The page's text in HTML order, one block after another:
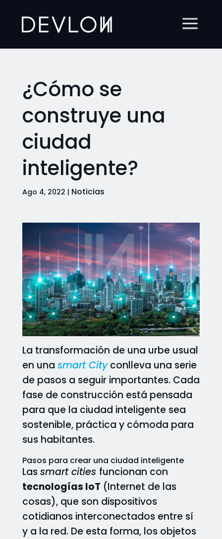
¿Cómo se
construye una
ciudad
inteligente?
Ago 4, 2022 | Noticias
La transformación de una urbe usual
en una smart Cityconlleva una serie
de pasos a seguir importantes. Cada
fase de construcción está pensada
para que la ciudad inteligente sea
sostenible, práctica y cómoda para
sus habitantes.
Pasos para crear una ciudad inteligente
Lassmart cities funcionan con
tecnologías IoT (Internet de las
cosas), que son dispositivos
cotidianos interconectados entre sí
y a la red. De esta forma, los objetos